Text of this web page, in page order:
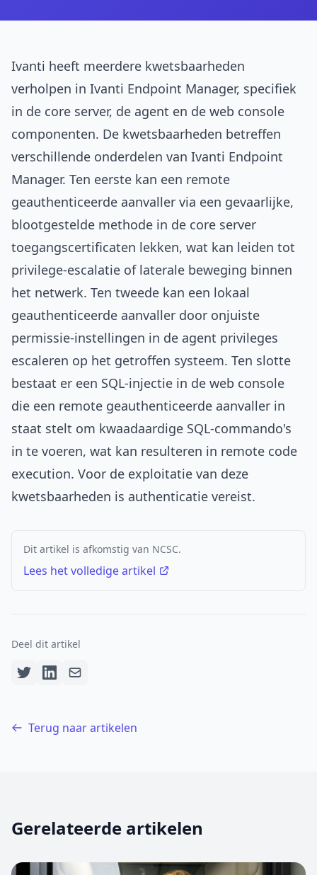
Ivanti heeft meerdere kwetsbaarheden
verholpen in Ivanti Endpoint Manager, specifiek
in de core server, de agent en de web console
componenten. De kwetsbaarheden betreffen
verschillende onderdelen van Ivanti Endpoint
Manager. Ten eerste kan een remote
geauthenticeerde aanvaller via een gevaarlijke,
blootgestelde methode in de core server
toegangscertificaten lekken, wat kan leiden tot
privilege-escalatie of laterale beweging binnen
het netwerk. Ten tweede kan een lokaal
geauthenticeerde aanvaller door onjuiste
permissie-instellingen in de agent privileges
escaleren op het getroffen systeem. Ten slotte
bestaat er een SQL-injectie in de web console
die een remote geauthenticeerde aanvaller in
staat stelt om kwaadaardige SQL-commando's
in te voeren, wat kan resulteren in remote code
execution. Voor de exploitatie van deze
kwetsbaarheden is authenticatie vereist.
Dit artikel is afkomstig van NCSC.
Lees het volledige artikel
Deel dit artikel
Terug naar artikelen
Gerelateerde artikelen